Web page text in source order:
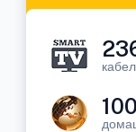
100